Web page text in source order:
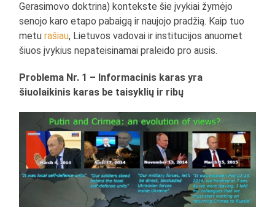
Gerasimovo doktrina) kontekste šie įvykiai žymėjo
senojo karo etapo pabaigą ir naujojo pradžią. Kaip tuo
meturašiau, Lietuvos vadovai ir institucijos anuomet
šiuos įvykius nepateisinamai praleido pro ausis.
Problema Nr. 1 – Informacinis karas yra
šiuolaikinis karas be taisyklių ir ribų